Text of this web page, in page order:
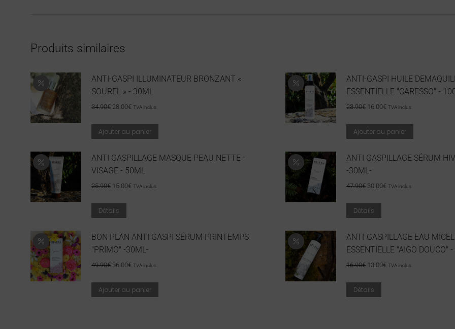
Produits similaires
ANTI-GASPI ILLUMINATEUR BRONZANT «
SOUREL » - 30ML
34.90€ 28.00€ TVA inclus
Ajouter au panier
ANTI-GASPI HUILE
ESSENTIELLE "CARESSO" -
23.90€ 16.00€ TVA inclus
Ajouter au panier
ANTI GASPILLAGE MASQUE PEAU NETTE -
VISAGE - 50ML
25.90€ 15.00€ TVA inclus
Détails
ANTI GASPILLAGE SÉRUM
-30ML-
47.90€ 30.00€ TVA inclus
Détails
BON PLAN ANTI GASPI SÉRUM PRINTEMPS
"PRIMO" -30ML-
49.90€ 36.00€ TVA inclus
Ajouter au panier
ANTI-GASPILLAGE EAU
ESSENTIELLE "AIGO DOUCO"
16.90€ 13.00€ TVA inclus
Détails